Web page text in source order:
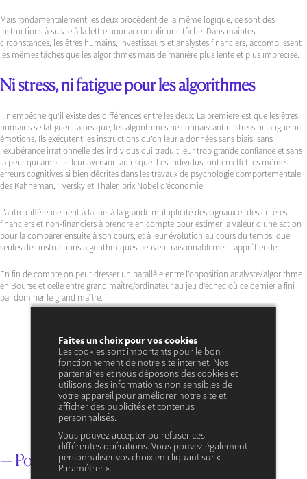
Mais fondamentalement les deux procèdent de la même logique, ce sont des
instructions à suivre à la lettre pour accomplir une tâche. Dans maintes
circonstances, les êtres humains, investisseurs et analystes financiers, accomplissent
les mêmes tâches que les algorithmes mais de manière plus lente et plus imprécise.
Ni stress, ni fatigue pour les algorithmes
Il n’empêche qu’il existe des différences entre les deux. La première est que les êtres
humains se fatiguent alors que, les algorithmes ne connaissant ni stress ni fatigue ni
émotions. Ils exécutent les instructions qu’on leur a données sans biais, sans
l’exubérance irrationnelle des individus qui traduit leur trop grande confiance et sans
la peur qui amplifie leur aversion au risque. Les individus font en effet les mêmes
erreurs cognitives si bien décrites dans les travaux de psychologie comportementale
des Kahneman, Tversky et Thaler, prix Nobel d’économie.
L’autre différence tient à la fois à la grande multiplicité des signaux et des critères
financiers et non-financiers à prendre en compte pour estimer la valeur d’une action
pour la comparer ensuite à son cours, et à leur évolution au cours du temps, que
seules des instructions algorithmiques peuvent raisonnablement appréhender.
En fin de compte on peut dresser un parallèle entre l’opposition analyste/algorithme
en Bourse et celle entre grand maître/ordinateur au jeu d’échec où ce dernier a fini
par dominer le grand maître.
Bertrand Jacquillat
Membre du Émérite du Cercle des économistes
VOIR SON PROFIL
— Pour aller plus loin
Faites un choix pour vos cookies
Les cookies sont importants pour le bon
fonctionnement de notre site internet. Nos
partenaires et nous déposons des cookies et
utilisons des informations non sensibles de
votre appareil pour améliorer notre site et
afficher des publicités et contenus
personnalisés.
Vous pouvez accepter ou refuser ces
différentes opérations. Vous pouvez également
personnaliser vos choix en cliquant sur «
Paramétrer ».